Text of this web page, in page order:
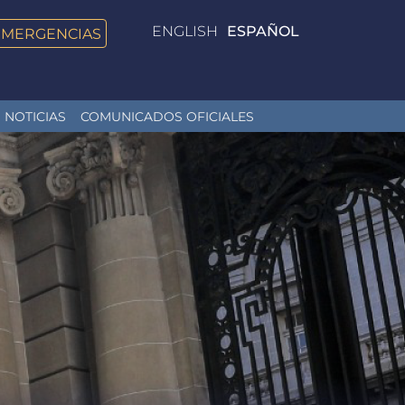
ENGLISH ESPAÑOL
NOTICIAS COMUNICADOS OFICIALES